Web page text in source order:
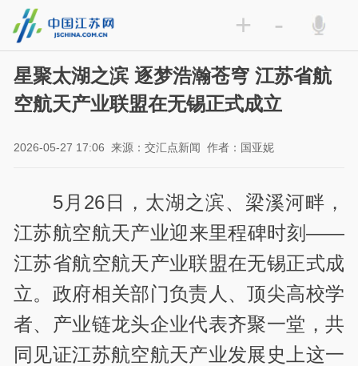
+ -
星聚太湖之滨 逐梦浩瀚苍穹 江苏省航
空航天产业联盟在无锡正式成立
2026-05-27 17:06 来源：交汇点新闻 作者：国亚妮
5月26日，太湖之滨、梁溪河畔，
江苏航空航天产业迎来里程碑时刻——
江苏省航空航天产业联盟在无锡正式成
立。政府相关部门负责人、顶尖高校学
者、产业链龙头企业代表齐聚一堂，共
同见证江苏航空航天产业发展史上这一